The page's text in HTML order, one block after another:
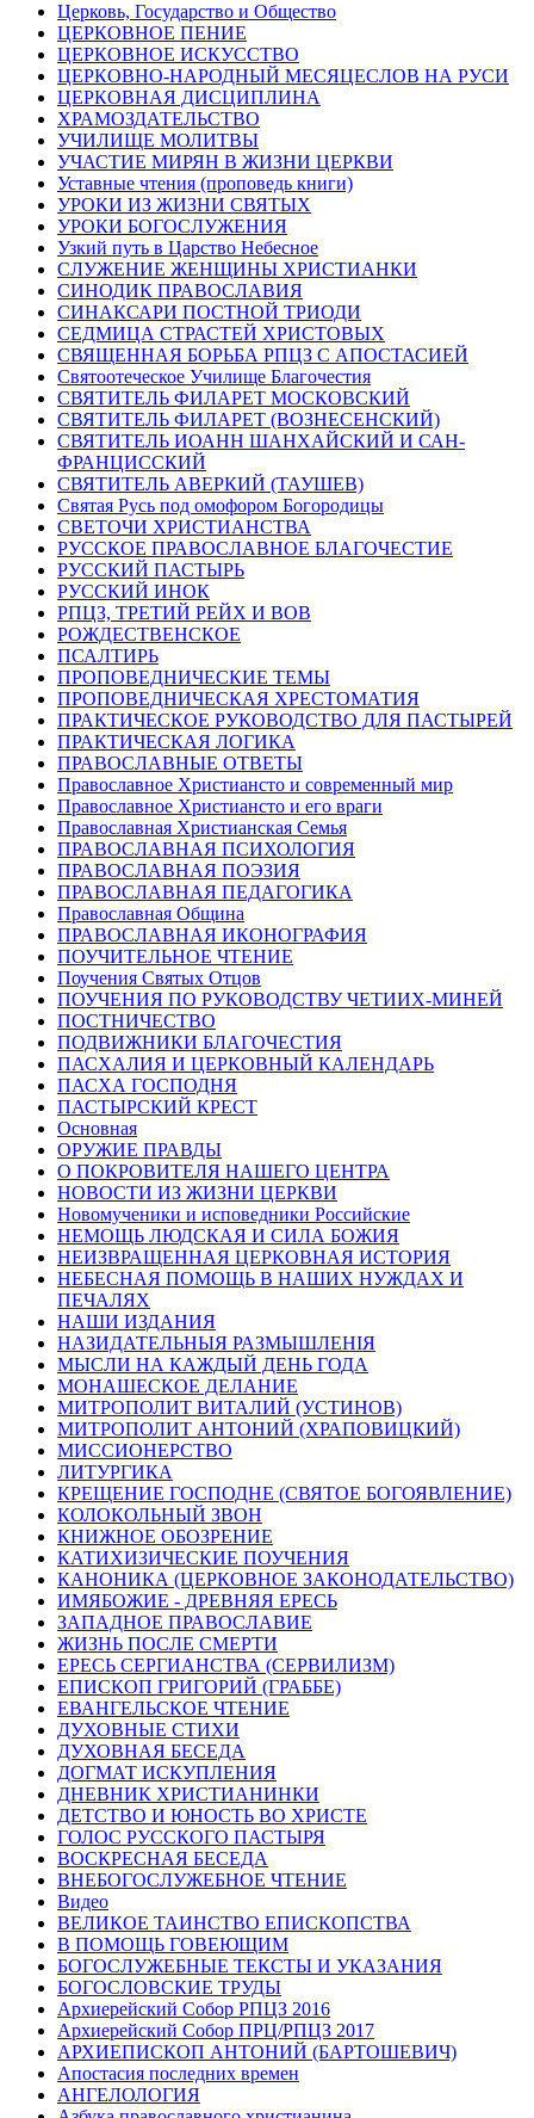
Церковь, Государство и Общество
ЦЕРКОВНОЕ ПЕНИЕ
ЦЕРКОВНОЕ ИСКУССТВО
ЦЕРКОВНО-НАРОДНЫЙ МЕСЯЦЕСЛОВ НА РУСИ
ЦЕРКОВНАЯ ДИСЦИПЛИНА
ХРАМОЗДАТЕЛЬСТВО
УЧИЛИЩЕ МОЛИТВЫ
УЧАСТИЕ МИРЯН В ЖИЗНИ ЦЕРКВИ
Уставные чтения (проповедь книги)
УРОКИ ИЗ ЖИЗНИ СВЯТЫХ
УРОКИ БОГОСЛУЖЕНИЯ
Узкий путь в Царство Небесное
СЛУЖЕНИЕ ЖЕНЩИНЫ ХРИСТИАНКИ
СИНОДИК ПРАВОСЛАВИЯ
СИНАКСАРИ ПОСТНОЙ ТРИОДИ
СЕДМИЦА СТРАСТЕЙ ХРИСТОВЫХ
СВЯЩЕННАЯ БОРЬБА РПЦЗ С АПОСТАСИЕЙ
Святоотеческое Училище Благочестия
СВЯТИТЕЛЬ ФИЛАРЕТ МОСКОВСКИЙ
СВЯТИТЕЛЬ ФИЛАРЕТ (ВОЗНЕСЕНСКИЙ)
СВЯТИТЕЛЬ ИОАНН ШАНХАЙСКИЙ И САН-
ФРАНЦИССКИЙ
СВЯТИТЕЛЬ АВЕРКИЙ (ТАУШЕВ)
Святая Русь под омофором Богородицы
СВЕТОЧИ ХРИСТИАНСТВА
РУССКОЕ ПРАВОСЛАВНОЕ БЛАГОЧЕСТИЕ
РУССКИЙ ПАСТЫРЬ
РУССКИЙ ИНОК
РПЦЗ, ТРЕТИЙ РЕЙХ И ВОВ
РОЖДЕСТВЕНСКОЕ
ПСАЛТИРЬ
ПРОПОВЕДНИЧЕСКИЕ ТЕМЫ
ПРОПОВЕДНИЧЕСКАЯ ХРЕСТОМАТИЯ
ПРАКТИЧЕСКОЕ РУКОВОДСТВО ДЛЯ ПАСТЫРЕЙ
ПРАКТИЧЕСКАЯ ЛОГИКА
ПРАВОСЛАВНЫЕ ОТВЕТЫ
Православное Христиансто и современный мир
Православное Христиансто и его враги
Православная Христианская Семья
ПРАВОСЛАВНАЯ ПСИХОЛОГИЯ
ПРАВОСЛАВНАЯ ПОЭЗИЯ
ПРАВОСЛАВНАЯ ПЕДАГОГИКА
Православная Община
ПРАВОСЛАВНАЯ ИКОНОГРАФИЯ
ПОУЧИТЕЛЬНОЕ ЧТЕНИЕ
Поучения Святых Отцов
ПОУЧЕНИЯ ПО РУКОВОДСТВУ ЧЕТИИХ-МИНЕЙ
ПОСТНИЧЕСТВО
ПОДВИЖНИКИ БЛАГОЧЕСТИЯ
ПАСХАЛИЯ И ЦЕРКОВНЫЙ КАЛЕНДАРЬ
ПАСХА ГОСПОДНЯ
ПАСТЫРСКИЙ КРЕСТ
Основная
ОРУЖИЕ ПРАВДЫ
О ПОКРОВИТЕЛЯ НАШЕГО ЦЕНТРА
НОВОСТИ ИЗ ЖИЗНИ ЦЕРКВИ
Новомученики и исповедники Российские
НЕМОЩЬ ЛЮДСКАЯ И СИЛА БОЖИЯ
НЕИЗВРАЩЕННАЯ ЦЕРКОВНАЯ ИСТОРИЯ
НЕБЕСНАЯ ПОМОЩЬ В НАШИХ НУЖДАХ И
ПЕЧАЛЯХ
НАШИ ИЗДАНИЯ
НАЗИДАТЕЛЬНЫЯ РАЗМЫШЛЕНІЯ
МЫСЛИ НА КАЖДЫЙ ДЕНЬ ГОДА
МОНАШЕСКОЕ ДЕЛАНИЕ
МИТРОПОЛИТ ВИТАЛИЙ (УСТИНОВ)
МИТРОПОЛИТ АНТОНИЙ (ХРАПОВИЦКИЙ)
МИССИОНЕРСТВО
ЛИТУРГИКА
КРЕЩЕНИЕ ГОСПОДНЕ (СВЯТОЕ БОГОЯВЛЕНИЕ)
КОЛОКОЛЬНЫЙ ЗВОН
КНИЖНОЕ ОБОЗРЕНИЕ
КАТИХИЗИЧЕСКИЕ ПОУЧЕНИЯ
КАНОНИКА (ЦЕРКОВНОЕ ЗАКОНОДАТЕЛЬСТВО)
ИМЯБОЖИЕ - ДРЕВНЯЯ ЕРЕСЬ
ЗАПАДНОЕ ПРАВОСЛАВИЕ
ЖИЗНЬ ПОСЛЕ СМЕРТИ
ЕРЕСЬ СЕРГИАНСТВА (СЕРВИЛИЗМ)
ЕПИСКОП ГРИГОРИЙ (ГРАББЕ)
ЕВАНГЕЛЬСКОЕ ЧТЕНИЕ
ДУХОВНЫЕ СТИХИ
ДУХОВНАЯ БЕСЕДА
ДОГМАТ ИСКУПЛЕНИЯ
ДНЕВНИК ХРИСТИАНИНКИ
ДЕТСТВО И ЮНОСТЬ ВО ХРИСТЕ
ГОЛОС РУССКОГО ПАСТЫРЯ
ВОСКРЕСНАЯ БЕСЕДА
ВНЕБОГОСЛУЖЕБНОЕ ЧТЕНИЕ
Видео
ВЕЛИКОЕ ТАИНСТВО ЕПИСКОПСТВА
В ПОМОЩЬ ГОВЕЮЩИМ
БОГОСЛУЖЕБНЫЕ ТЕКСТЫ И УКАЗАНИЯ
БОГОСЛОВСКИЕ ТРУДЫ
Архиерейский Собор РПЦЗ 2016
Архиерейский Собор ПРЦ/РПЦЗ 2017
АРХИЕПИСКОП АНТОНИЙ (БАРТОШЕВИЧ)
Апостасия последних времен
АНГЕЛОЛОГИЯ